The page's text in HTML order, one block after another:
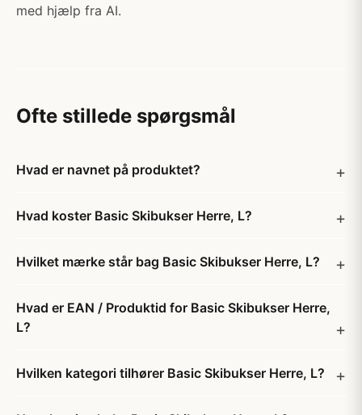
med hjælp fra AI.
Ofte stillede spørgsmål
Hvad er navnet på produktet?
Hvad koster Basic Skibukser Herre, L?
Hvilket mærke står bag Basic Skibukser Herre, L?
Hvad er EAN / Produktid for Basic Skibukser Herre,
L?
Hvilken kategori tilhører Basic Skibukser Herre, L?